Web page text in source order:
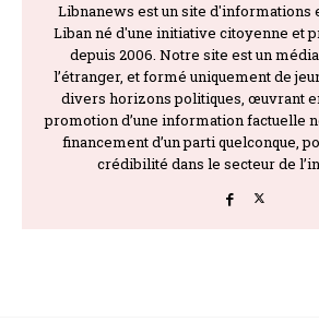
Libnanews est un site d'informations
Liban né d'une initiative citoyenne et
depuis 2006. Notre site est un
l’étranger, et formé uniquement de
divers horizons politiques, œuvrant
promotion d’une information factuelle
financement d’un parti quelconque,
crédibilité dans le secteur de